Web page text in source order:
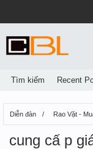
Diễn đàn Rao Vặt -
cung cấ p
Tìm kiếm Recent